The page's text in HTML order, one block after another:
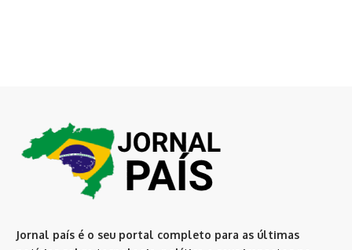
Jornal país é o seu portal completo para as últimas